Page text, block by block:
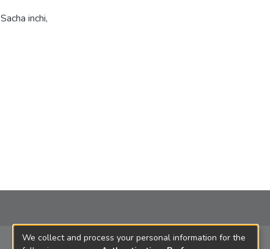
Sacha inchi,
We collect and process your personal information for the